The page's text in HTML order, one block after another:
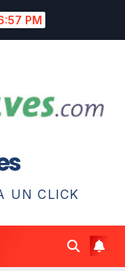
PM
UN CLICK